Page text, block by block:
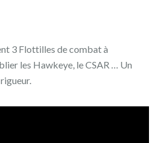
3 Flottilles de combat à
les Hawkeye, le CSAR … Un